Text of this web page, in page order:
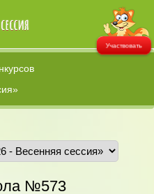
Участвовать
№573